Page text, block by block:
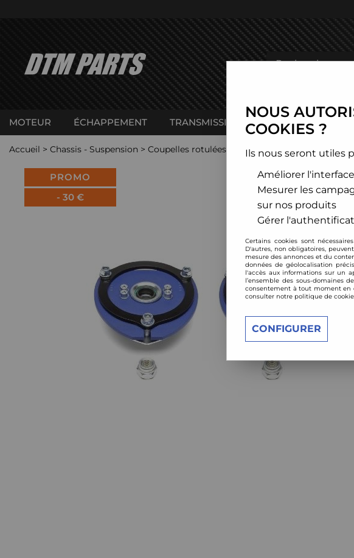
MOTEUR ÉCHAPPEMENT TRANSMISSION CHÂSSIS
Accueil > Chassis - Suspension > Coupelles rotulées réglables >Seat >Altea >
PROMO
- 30 €
NOUS
COOKIES ?
Ils nous seront utiles
Améliorer
Mesurer les
sur nos produits
Gérer
Certains cookies sont
D'autres, non obligatoires,
mesure des annonces et du
données de géolocalisation
l'accès aux informations sur un
l’ensemble des sous-domaines
consentement à tout moment en
consulter notre politique de
CONFIGURER